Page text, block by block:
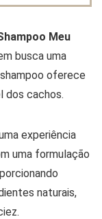
Meu
busca uma
oferece
dos cachos.
experiência
uma formulação
naturais,